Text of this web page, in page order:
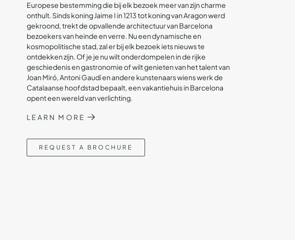
Europese bestemming die bij elk bezoek meer van zijn charme
onthult. Sinds koning Jaime I in 1213 tot koning van Aragon werd
gekroond, trekt de opvallende architectuur van Barcelona
bezoekers van heinde en verre. Nu een dynamische en
kosmopolitische stad, zal er bij elk bezoek iets nieuws te
ontdekken zijn. Of je je nu wilt onderdompelen in de rijke
geschiedenis en gastronomie of wilt genieten van het talent van
Joan Miró, Antoni Gaudí en andere kunstenaars wiens werk de
Catalaanse hoofdstad bepaalt, een vakantiehuis in Barcelona
opent een wereld van verlichting.
LEARN MORE
REQUEST A BROCHURE